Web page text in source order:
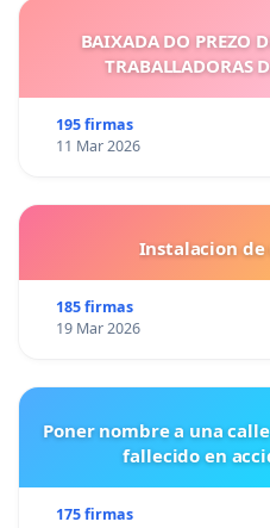
BAIXADA DO PREZO
TRABALLADORAS
195 firmas
11 Mar 2026
Instalacion
185 firmas
19 Mar 2026
Poner nombre a una
fallecido en
175 firmas